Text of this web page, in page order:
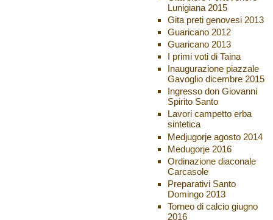
Lunigiana 2015
Gita preti genovesi 2013
Guaricano 2012
Guaricano 2013
I primi voti di Taina
Inaugurazione piazzale
Gavoglio dicembre 2015
Ingresso don Giovanni
Spirito Santo
Lavori campetto erba
sintetica
Medjugorje agosto 2014
Medugorje 2016
Ordinazione diaconale
Carcasole
Preparativi Santo
Domingo 2013
Torneo di calcio giugno
2016